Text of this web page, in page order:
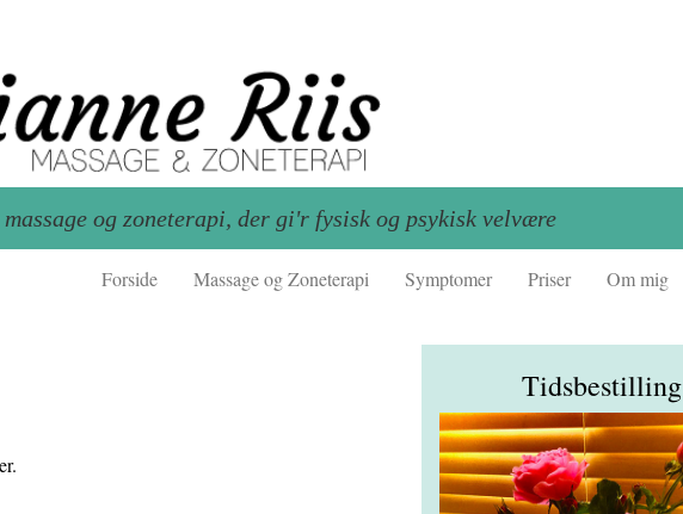
og zoneterapi, der gi'r fysisk og psykisk velvære
Forside Massage og Zoneterapi Symptomer Priser Om mig
Tidsbestilling